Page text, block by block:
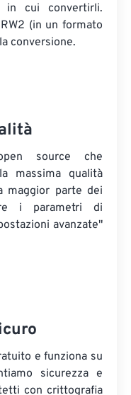
cui convertirli.
(in un formato
conversione.
source che
massima qualità
maggior parte dei
i parametri di
avanzate"
e funziona su
sicurezza e
con crittografia